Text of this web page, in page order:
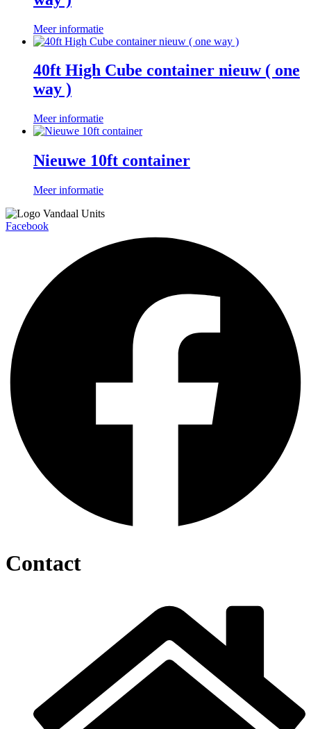
Meer informatie
40ft High Cube container nieuw ( one
way )
Meer informatie
Nieuwe 10ft container
Meer informatie
Facebook
Contact